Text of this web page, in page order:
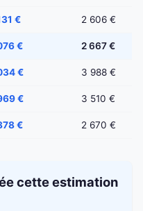
€ 2 606 €
€ 2 667 €
€ 3 988 €
€ 3 510 €
€ 2 670 €
cette estimation